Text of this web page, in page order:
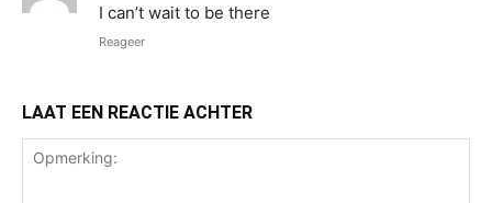
I can’t wait to be there
Reageer
LAAT EEN REACTIE ACHTER